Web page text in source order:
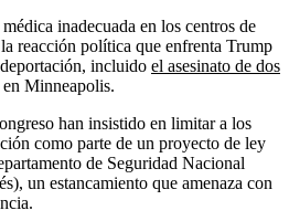
inadecuada en los centros de
reacción política que enfrenta Trump
incluido el asesinato de dos
en Minneapolis.
han insistido en limitar a los
como parte de un proyecto de ley
de Seguridad Nacional
un estancamiento que amenaza con